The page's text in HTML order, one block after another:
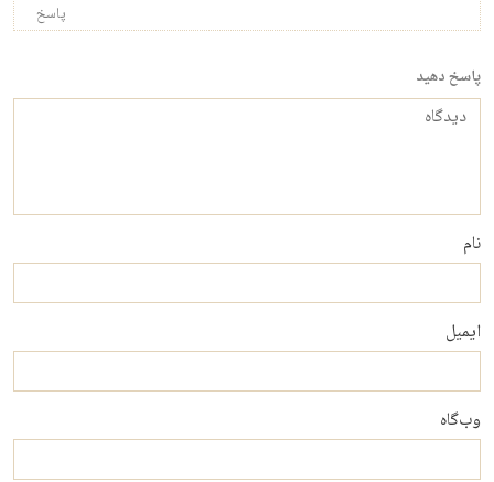
پاسخ
پاسخ دهید
دیدگاه
نام
ایمیل
وب‌گاه